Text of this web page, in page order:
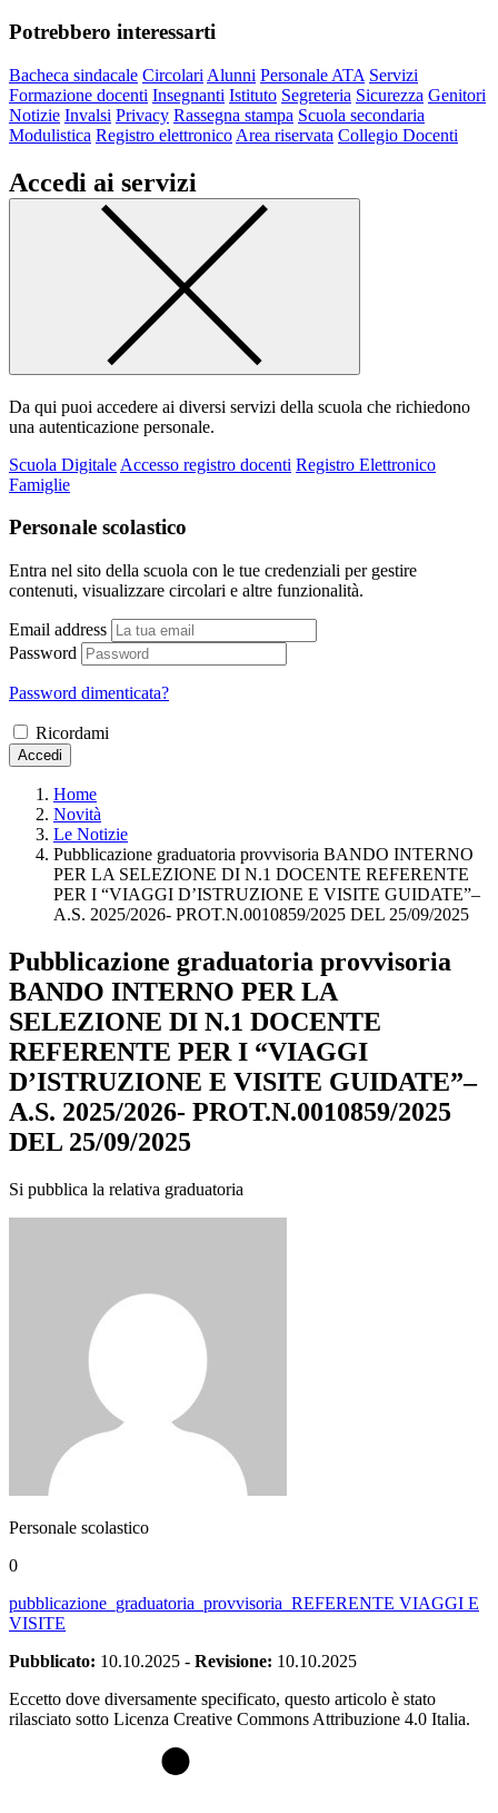
Potrebbero interessarti
Bacheca sindacale Circolari Alunni Personale ATA Servizi
Formazione docenti Insegnanti Istituto Segreteria Sicurezza Genitori
Notizie Invalsi Privacy Rassegna stampa Scuola secondaria
Modulistica Registro elettronico Area riservata Collegio Docenti
Accedi ai servizi
Da qui puoi accedere ai diversi servizi della scuola che richiedono
una autenticazione personale.
Scuola Digitale Accesso registro docenti Registro Elettronico
Famiglie
Personale scolastico
Entra nel sito della scuola con le tue credenziali per gestire
contenuti, visualizzare circolari e altre funzionalità.
Email address
Password
Password dimenticata?
Ricordami
Accedi
Home
Novità
Le Notizie
Pubblicazione graduatoria provvisoria BANDO INTERNO
PER LA SELEZIONE DI N.1 DOCENTE REFERENTE
PER I “VIAGGI D’ISTRUZIONE E VISITE GUIDATE”–
A.S. 2025/2026- PROT.N.0010859/2025 DEL 25/09/2025
Pubblicazione graduatoria provvisoria
BANDO INTERNO PER LA
SELEZIONE DI N.1 DOCENTE
REFERENTE PER I “VIAGGI
D’ISTRUZIONE E VISITE GUIDATE”–
A.S. 2025/2026- PROT.N.0010859/2025
DEL 25/09/2025
Si pubblica la relativa graduatoria
Personale scolastico
0
pubblicazione_graduatoria_provvisoria_REFERENTE VIAGGI E
VISITE
Pubblicato: 10.10.2025 - Revisione: 10.10.2025
Eccetto dove diversamente specificato, questo articolo è stato
rilasciato sotto Licenza Creative Commons Attribuzione 4.0 Italia.